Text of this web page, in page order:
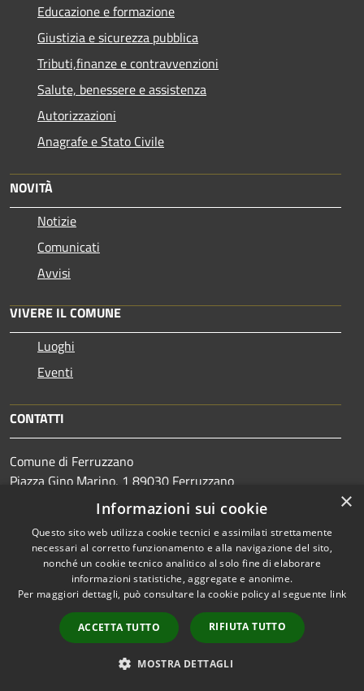
Educazione e formazione
Giustizia e sicurezza pubblica
Tributi,finanze e contravvenzioni
Salute, benessere e assistenza
Autorizzazioni
Anagrafe e Stato Civile
NOVITÀ
Notizie
Comunicati
Avvisi
VIVERE IL COMUNE
Luoghi
Eventi
CONTATTI
Comune di Ferruzzano
Piazza Gino Marino, 1 89030 Ferruzzano
Partita IVA: 03191430804
Centralino Unico: 0964.914810
Mail: comune.ferruzzano@gmail.com
comune.ferruzzano@asmepec.it
×
Informazioni sui cookie
Questo sito web utilizza cookie tecnici e assimilati strettamente
necessari al corretto funzionamento e alla navigazione del sito,
nonché un cookie tecnico analitico al solo fine di elaborare
informazioni statistiche, aggregate e anonime.
Per maggiori dettagli, può consultare la cookie policy al seguente link
ACCETTA TUTTO RIFIUTA TUTTO
MOSTRA DETTAGLI